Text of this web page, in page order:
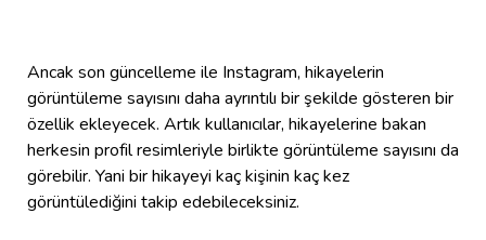
Ancak son güncelleme ile Instagram, hikayelerin
görüntüleme sayısını daha ayrıntılı bir şekilde gösteren bir
özellik ekleyecek. Artık kullanıcılar, hikayelerine bakan
herkesin profil resimleriyle birlikte görüntüleme sayısını da
görebilir. Yani bir hikayeyi kaç kişinin kaç kez
görüntülediğini takip edebileceksiniz.